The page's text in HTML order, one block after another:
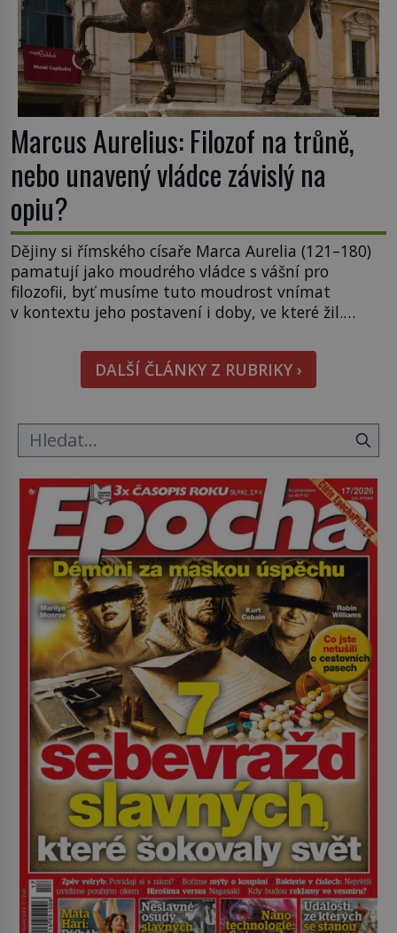
Marcus Aurelius: Filozof na trůně,
nebo unavený vládce závislý na
opiu?
Dějiny si římského císaře Marca Aurelia (121–180)
pamatují jako moudrého vládce s vášní pro
filozofii, byť musíme tuto moudrost vnímat
v kontextu jeho postavení i doby, ve které žil.
pravdu na padrť a prohlásit, že to byl jen životem
unavený a drogou ovládaný muž? Marcus Aurelius
byl zastáncem stoicismu, učení, […]
DALŠÍ ČLÁNKY Z RUBRIKY ›